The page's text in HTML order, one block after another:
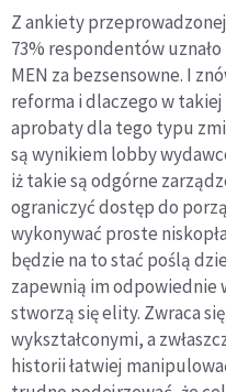
Z ankiety
73% respondentów
MEN za bezsensowne. I
reforma i dlaczego w
aprobaty dla tego typu
są wynikiem lobby
iż takie są odgórne
ograniczyć dostęp do
wykonywać proste
będzie na to stać poślą
zapewnią im odpowiednie
stworzą się elity. Zwraca
wykształconymi, a
historii łatwiej